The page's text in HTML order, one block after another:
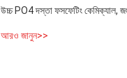
উচ্চ PO4 দস্তা ফসফেটিং কেমিক্যাল,
আরও জানুন>>